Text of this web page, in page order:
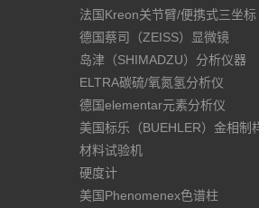
法国Kreon关节臂/便携式三坐标
德国蔡司（ZEISS）显微镜
岛津（SHIMADZU）分析仪器
ELTRA碳硫/氧氮氢分析仪
德国elementar元素分析仪
美国标乐（BUEHLER）金相制
材料试验机
硬度计
美国Phenomenex色谱柱